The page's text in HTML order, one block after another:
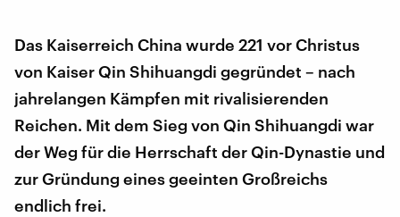
Das Kaiserreich China wurde 221 vor Christus
von Kaiser Qin Shihuangdi gegründet – nach
jahrelangen Kämpfen mit rivalisierenden
Reichen. Mit dem Sieg von Qin Shihuangdi war
der Weg für die Herrschaft der Qin-Dynastie und
zur Gründung eines geeinten Großreichs
endlich frei.